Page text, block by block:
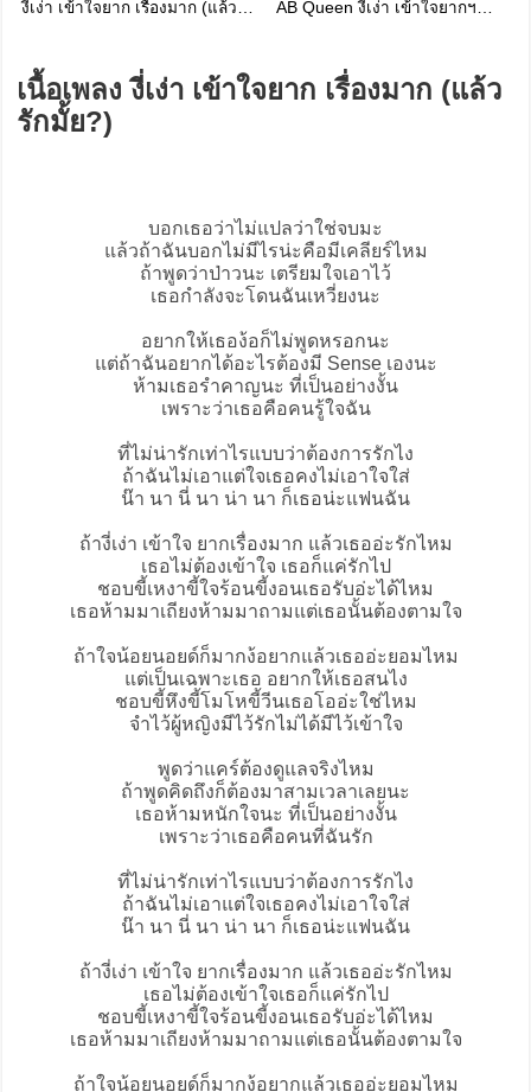
งี่เง่า เข้าใจยาก เรื่องมาก (แล้วรักมั้ย) - AB QUEEN [Karaoke | Backing Track] AB Queen งี่เง่า เข้าใจยากฯ@สยามเด็กเล่น
เนื้อเพลง งี่เง่า เข้าใจยาก เรื่องมาก (แล้ว
รักมั้ย?)
บอกเธอว่าไม่แปลว่าใช่จบมะ
แล้วถ้าฉันบอกไม่มีไรน่ะคือมีเคลียร์ไหม
ถ้าพูดว่าป่าวนะ เตรียมใจเอาไว้
เธอกำลังจะโดนฉันเหวี่ยงนะ
อยากให้เธอง้อก็ไม่พูดหรอกนะ
แต่ถ้าฉันอยากได้อะไรต้องมี Sense เองนะ
ห้ามเธอรำคาญนะ ที่เป็นอย่างงั้น
เพราะว่าเธอคือคนรู้ใจฉัน
ที่ไม่น่ารักเท่าไรแบบว่าต้องการรักไง
ถ้าฉันไม่เอาแต่ใจเธอคงไม่เอาใจใส่
น๊า นา นี่ นา น่า นา ก็เธอน่ะแฟนฉัน
ถ้างี่เง่า เข้าใจ ยากเรื่องมาก แล้วเธออ่ะรักไหม
เธอไม่ต้องเข้าใจ เธอก็แค่รักไป
ชอบขี้เหงาขี้ใจร้อนขี้งอนเธอรับอ่ะได้ไหม
เธอห้ามมาเถียงห้ามมาถามแต่เธอนั้นต้องตามใจ
ถ้าใจน้อยนอยด์ก็มากง้อยากแล้วเธออ่ะยอมไหม
แต่เป็นเฉพาะเธอ อยากให้เธอสนไง
ชอบขี้หึงขี้โมโหขี้วีนเธอโออ่ะใช่ไหม
จำไว้ผู้หญิงมีไว้รักไม่ได้มีไว้เข้าใจ
พูดว่าแคร์ต้องดูแลจริงไหม
ถ้าพูดคิดถึงก็ต้องมาสามเวลาเลยนะ
เธอห้ามหนักใจนะ ที่เป็นอย่างงั้น
เพราะว่าเธอคือคนที่ฉันรัก
ที่ไม่น่ารักเท่าไรแบบว่าต้องการรักไง
ถ้าฉันไม่เอาแต่ใจเธอคงไม่เอาใจใส่
น๊า นา นี่ นา น่า นา ก็เธอน่ะแฟนฉัน
ถ้างี่เง่า เข้าใจ ยากเรื่องมาก แล้วเธออ่ะรักไหม
เธอไม่ต้องเข้าใจเธอก็แค่รักไป
ชอบขี้เหงาขี้ใจร้อนขี้งอนเธอรับอ่ะได้ไหม
เธอห้ามมาเถียงห้ามมาถามแต่เธอนั้นต้องตามใจ
ถ้าใจน้อยนอยด์ก็มากง้อยากแล้วเธออ่ะยอมไหม